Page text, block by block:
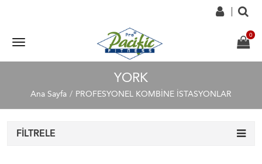
YORK
Ana Sayfa PROFESYONEL KOMBİNE İSTASYONLAR
FILTRELE